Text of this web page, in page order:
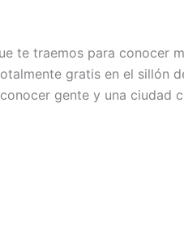
te traemos para conocer
gratis en el sillón
gente y una ciudad